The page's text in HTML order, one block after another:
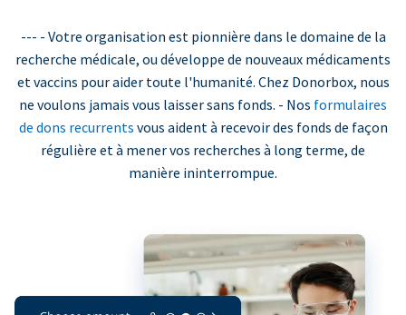
--- - Votre organisation est pionnière dans le domaine de la
recherche médicale, ou développe de nouveaux médicaments
et vaccins pour aider toute l'humanité. Chez Donorbox, nous
ne voulons jamais vous laisser sans fonds. - Nos formulaires
de dons recurrents vous aident à recevoir des fonds de façon
régulière et à mener vos recherches à long terme, de
manière ininterrompue.